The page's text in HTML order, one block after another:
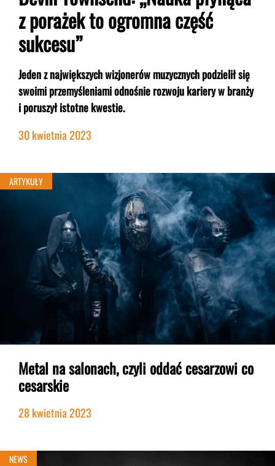
z porażek to ogromna część
sukcesu”
Jeden z największych wizjonerów muzycznych podzielił się
swoimi przemyśleniami odnośnie rozwoju kariery w branży
i poruszył istotne kwestie.
30 kwietnia 2023
ARTYKUŁY
Metal na salonach, czyli oddać cesarzowi co
cesarskie
28 kwietnia 2023
NEWS